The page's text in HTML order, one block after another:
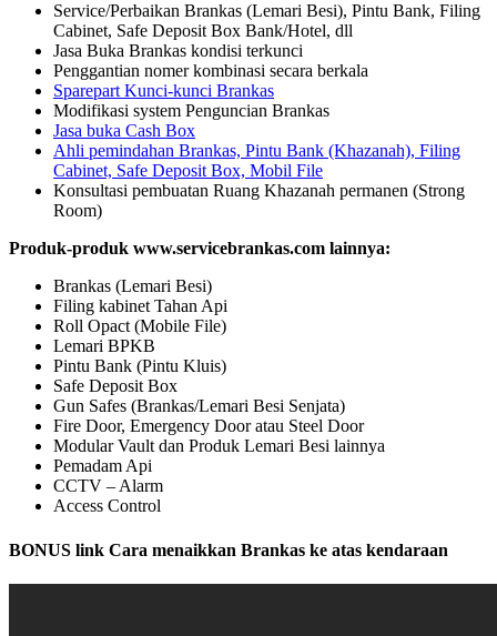
Service/Perbaikan Brankas (Lemari Besi), Pintu Bank, Filing
Cabinet, Safe Deposit Box Bank/Hotel, dll
Jasa Buka Brankas kondisi terkunci
Penggantian nomer kombinasi secara berkala
Sparepart Kunci-kunci Brankas
Modifikasi system Penguncian Brankas
Jasa buka Cash Box
Ahli pemindahan Brankas, Pintu Bank (Khazanah), Filing
Cabinet, Safe Deposit Box, Mobil File
Konsultasi pembuatan Ruang Khazanah permanen (Strong
Room)
Produk-produk www.servicebrankas.com lainnya:
Brankas (Lemari Besi)
Filing kabinet Tahan Api
Roll Opact (Mobile File)
Lemari BPKB
Pintu Bank (Pintu Kluis)
Safe Deposit Box
Gun Safes (Brankas/Lemari Besi Senjata)
Fire Door, Emergency Door atau Steel Door
Modular Vault dan Produk Lemari Besi lainnya
Pemadam Api
CCTV – Alarm
Access Control
BONUS link Cara menaikkan Brankas ke atas kendaraan